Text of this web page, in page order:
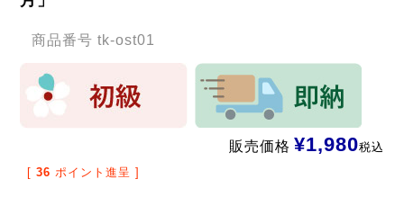
商品番号 tk-ost01
販売価格 ¥1,980税込
[ 36 ポイント進呈 ]